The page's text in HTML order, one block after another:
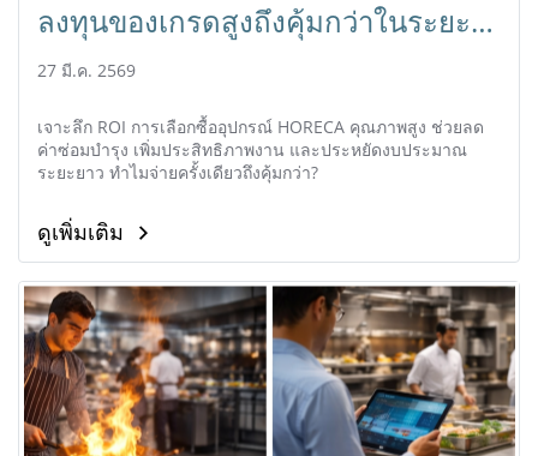
ลงทุนของเกรดสูงถึงคุ้มกว่าในระยะ
ยาว
27 มี.ค. 2569
เจาะลึก ROI การเลือกซื้ออุปกรณ์ HORECA คุณภาพสูง ช่วยลด
ค่าซ่อมบำรุง เพิ่มประสิทธิภาพงาน และประหยัดงบประมาณ
ระยะยาว ทำไมจ่ายครั้งเดียวถึงคุ้มกว่า?
ดูเพิ่มเติม